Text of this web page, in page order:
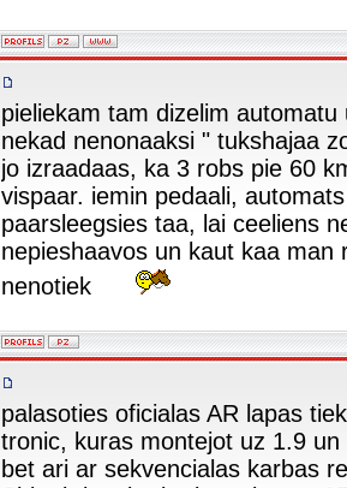
pieliekam tam dizelim
nekad nenonaaksi " tukshajaa
jo izraadaas, ka 3 robs pie 60
vispaar. iemin pedaali,
paarsleegsies taa, lai ceeliens
nepieshaavos un kaut kaa man
nenotiek
palasoties oficialas AR lapas
tronic, kuras montejot uz 1.9
bet ari ar sekvencialas karbas